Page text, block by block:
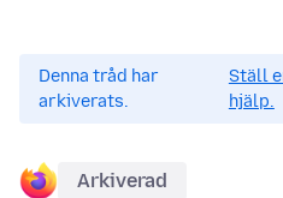
Denna tråd har
arkiverats.
Ställ
hjälp.
Arkiverad